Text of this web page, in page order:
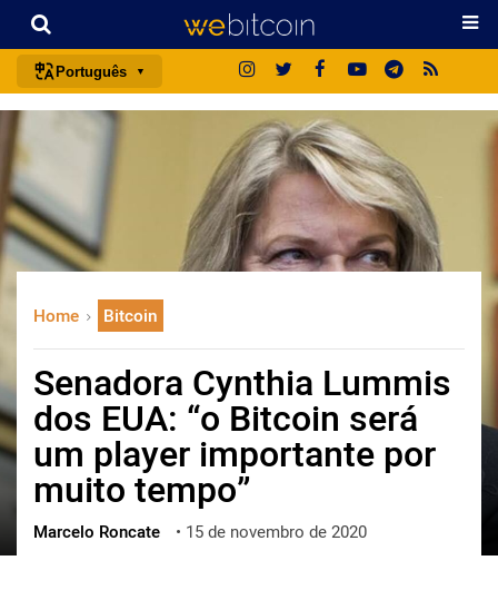
Português
português (BR)
italiano
日本語
русский
한국어
العربية
ไทย
ქართული
Home Bitcoin
Senadora Cynthia Lummis
dos EUA: “o Bitcoin será
um player importante por
muito tempo”
Marcelo Roncate • 15 de novembro de 2020